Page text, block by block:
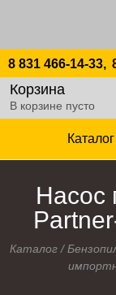
8 831 466-14-33,
Корзина
В корзине пусто
Каталог
Насос
Каталог /